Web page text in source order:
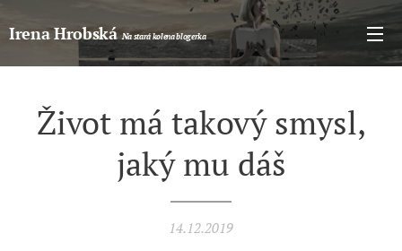
Irena HrobskáNa stará kolena blogerka
Život má takový smysl,
jaký mu dáš
14.12.2019